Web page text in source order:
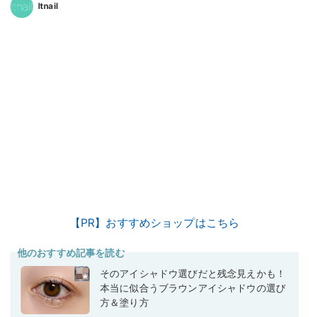
Itnail
【PR】おすすめショップはこちら
他のおすすめ記事を読む
そのアイシャドウ選びだと残念見えかも！
本当に似合うブラウンアイシャドウの選び
方＆塗り方